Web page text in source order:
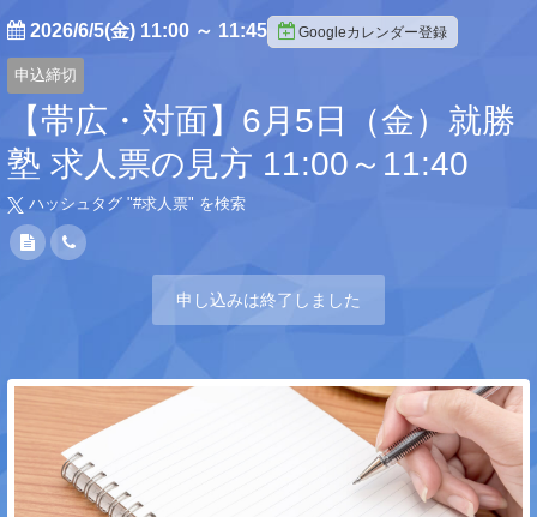
2026/6/5(金) 11:00 ～ 11:45 Googleカレンダー登録
申込締切
【帯広・対面】6月5日（金）就勝
塾 求人票の見方 11:00～11:40
ハッシュタグ "#求人票" を検索
申し込みは終了しました